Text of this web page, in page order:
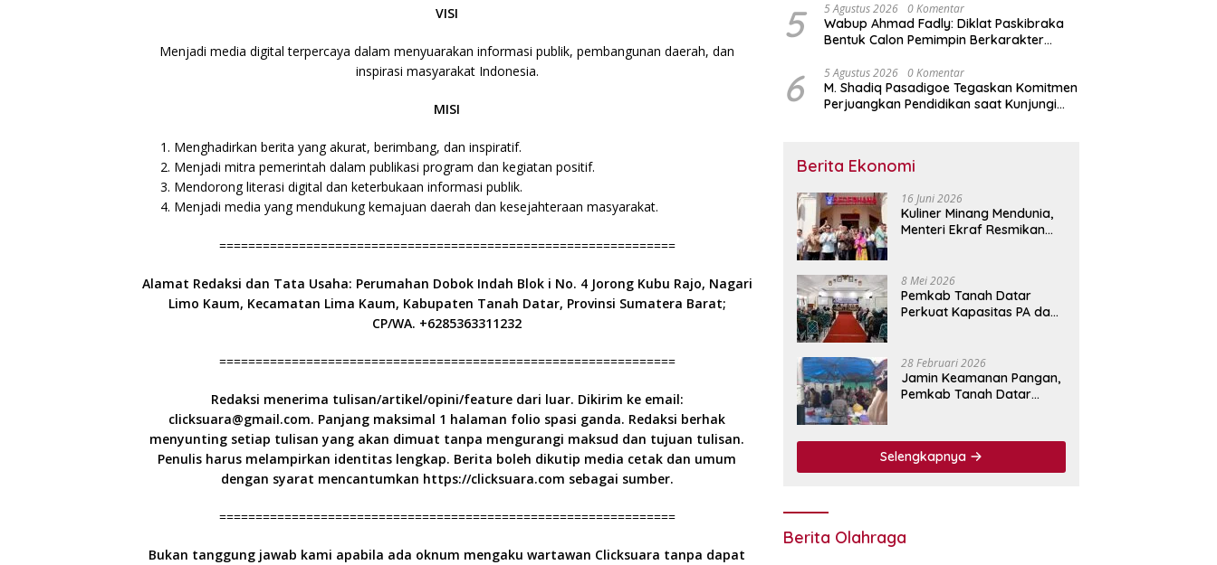
VISI
Menjadi media digital terpercaya dalam menyuarakan informasi publik, pembangunan daerah, dan
inspirasi masyarakat Indonesia.
MISI
Menghadirkan berita yang akurat, berimbang, dan inspiratif.
Menjadi mitra pemerintah dalam publikasi program dan kegiatan positif.
Mendorong literasi digital dan keterbukaan informasi publik.
Menjadi media yang mendukung kemajuan daerah dan kesejahteraan masyarakat.
===============================================================
Alamat Redaksi dan Tata Usaha: Perumahan Dobok Indah Blok i No. 4 Jorong Kubu Rajo, Nagari
Limo Kaum, Kecamatan Lima Kaum, Kabupaten Tanah Datar, Provinsi Sumatera Barat;
CP/WA. +6285363311232
===============================================================
Redaksi menerima tulisan/artikel/opini/feature dari luar. Dikirim ke email:
clicksuara@gmail.com. Panjang maksimal 1 halaman folio spasi ganda. Redaksi berhak
menyunting setiap tulisan yang akan dimuat tanpa mengurangi maksud dan tujuan tulisan.
Penulis harus melampirkan identitas lengkap. Berita boleh dikutip media cetak dan umum
dengan syarat mencantumkan https://clicksuara.com sebagai sumber.
===============================================================
Bukan tanggung jawab kami apabila ada oknum mengaku wartawan Clicksuara tanpa dapat
5 5 Agustus 2026 0 Komentar
Wabup Ahmad Fadly: Diklat Paskibraka
Bentuk Calon Pemimpin Berkarakter
6 5 Agustus 2026 0 Komentar
M. Shadiq Pasadigoe Tegaskan Komitmen
Perjuangkan Pendidikan saat Kunjungi
Berita Ekonomi
16 Juni 2026
Kuliner Minang Mendunia,
Menteri Ekraf Resmikan
8 Mei 2026
Pemkab Tanah Datar
Perkuat Kapasitas PA dan
Jasa.
28 Februari 2026
Jamin Keamanan Pangan,
Pemkab Tanah Datar
Pabukoan
Selengkapnya
Berita Olahraga